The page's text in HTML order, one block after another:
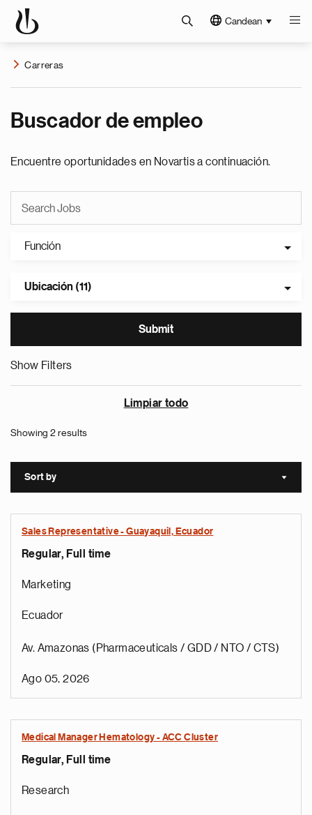
Candean
Carreras
Buscador de empleo
Encuentre oportunidades en Novartis a continuación.
Función
Ubicación (11)
Show Filters
Limpiar todo
Showing 2 results
Sort by Sort
Sales Representative - Guayaquil, Ecuador
Regular, Full time
Marketing
Ecuador
Av. Amazonas (Pharmaceuticals / GDD / NTO / CTS)
Ago 05, 2026
Medical Manager Hematology - ACC Cluster
Regular, Full time
Research